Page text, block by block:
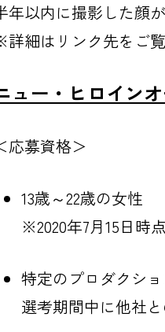
年以内に撮影した顔
細はリンク先をご覧
ュー・ヒロイン
応募資格＞
13歳～22歳の女性
※2020年7月15日時
特定のプロダクシ
選考期間中に他社